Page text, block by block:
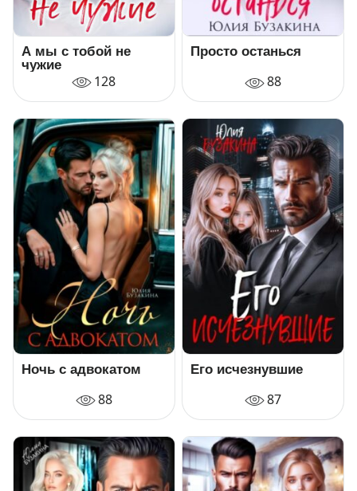
А мы с тобой не
чужие
128
Просто останься
88
Ночь с адвокатом
88
Его исчезнувшие
87